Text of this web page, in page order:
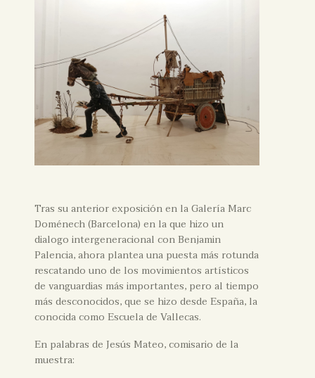
Tras su anterior exposición en la Galería Marc
Doménech (Barcelona) en la que hizo un
dialogo intergeneracional con Benjamin
Palencia, ahora plantea una puesta más rotunda
rescatando uno de los movimientos artísticos
de vanguardias más importantes, pero al tiempo
más desconocidos, que se hizo desde España, la
conocida como Escuela de Vallecas.
En palabras de Jesús Mateo, comisario de la
muestra: